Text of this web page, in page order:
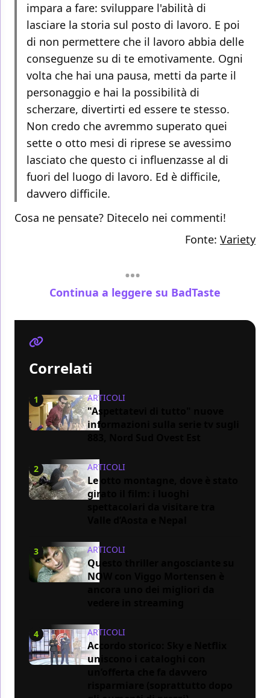
impara a fare: sviluppare l'abilità di
lasciare la storia sul posto di lavoro. E poi
di non permettere che il lavoro abbia delle
conseguenze su di te emotivamente. Ogni
volta che hai una pausa, metti da parte il
personaggio e hai la possibilità di
scherzare, divertirti ed essere te stesso.
Non credo che avremmo superato quei
sette o otto mesi di riprese se avessimo
lasciato che questo ci influenzasse al di
fuori del luogo di lavoro. Ed è difficile,
davvero difficile.
Cosa ne pensate? Ditecelo nei commenti!
Fonte: Variety
Continua a leggere su BadTaste
Correlati
1 ARTICOLI
"Aspettatevi di tutto" nuove
informazioni sulla serie tv sugli
2 ARTICOLI
Le otto montagne, dove è stato
girato il film: i luoghi
3 ARTICOLI
Questo thriller angosciante su
NOW con Viggo Mortensen è
4 ARTICOLI
Accordo storico: Sky e Netflix
uniscono i cataloghi con